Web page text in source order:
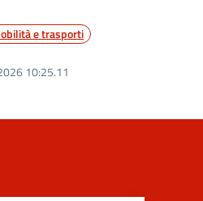
e trasporti
10:25.11